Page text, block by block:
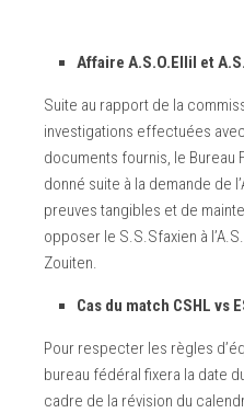
Affaire A.S.O.Ellil et
Suite au rapport de la
investigations effectuées
documents fournis, le Bureau
donné suite à la demande de
preuves tangibles et de
opposer le S.S.Sfaxien à
Zouiten.
Cas du match CSHL vs
Pour respecter les règles
bureau fédéral fixera la date
cadre de la révision du